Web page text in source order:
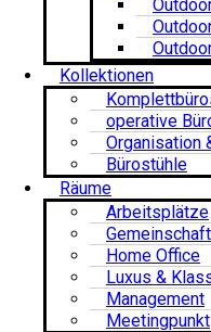
Kollektionen
operative
Organisation
Bürostühle
Räume
Arbeitsplätze
Home Office
Luxus &
Management
Meetingpunkt